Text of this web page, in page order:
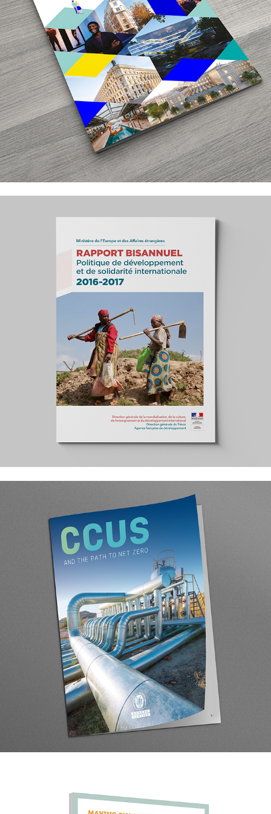
Novaxia
Ministère des Affaires Étrangères
Bureau Veritas